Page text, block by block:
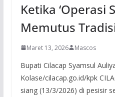
Ketika ‘Operasi
Memutus
Maret 13, 2026 Mascos
Bupati Cilacap Syamsul
Kolase/cilacap.go.id/kpk
siang (13/3/2026) di pesisir